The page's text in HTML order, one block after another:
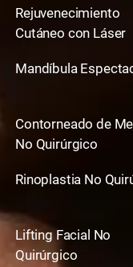
Rejuvenecimiento
Cutáneo con Láser
Mandíbula
Contorneado de
No Quirúrgico
Rinoplastia No
Lifting Facial No
Quirúrgico